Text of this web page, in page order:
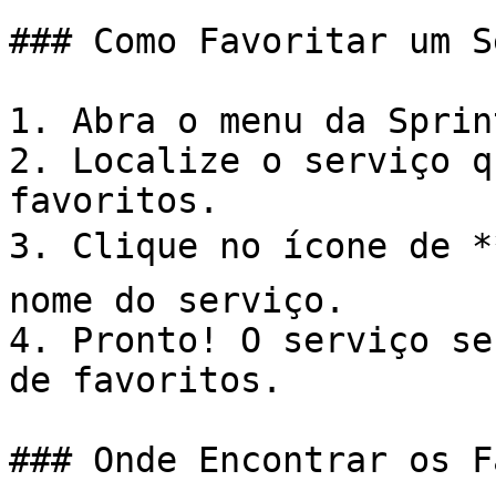
### Como Favoritar um
1. Abra o menu da
2. Localize o serviço
favoritos.
3. Clique no ícone de
nome do serviço.
4. Pronto! O serviço
de favoritos.
### Onde Encontrar os